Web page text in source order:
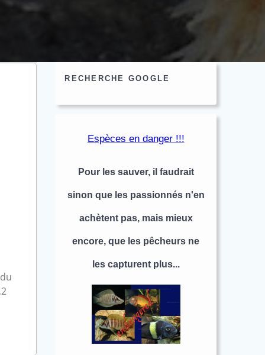
RECHERCHE GOOGLE
Espèces en danger !!!
Pour les sauver, il faudrait
sinon que les passionnés n'en
achètent pas, mais mieux
encore, que les pêcheurs ne
les capturent plus...